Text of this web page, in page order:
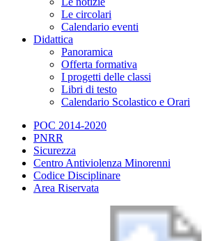
Le circolari
Calendario eventi
Didattica
Panoramica
Offerta formativa
I progetti delle classi
Libri di testo
Calendario Scolastico e Orari
POC 2014-2020
PNRR
Sicurezza
Centro Antiviolenza Minorenni
Codice Disciplinare
Area Riservata